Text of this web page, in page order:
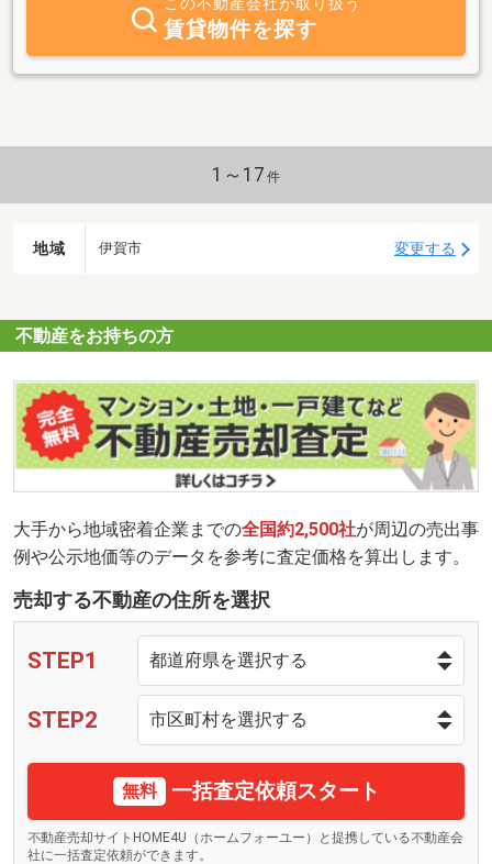
のマイホームを最長終身借上げして家賃保証する制度です。安定し
た賃料収入を見込めます。ぜひご相談ください。◆地元密着・なん
でもお気軽にご相談ください
この不動産会社が取り扱う
賃貸物件を探す
1～17 件
地域 伊賀市 変更する
不動産をお持ちの方
大手から地域密着企業までの全国約2,500社が周辺の売出事
例や公示地価等のデータを参考に査定価格を算出します。
売却する不動産の住所を選択
STEP1
STEP2
無料 一括査定依頼スタート
不動産売却サイトHOME4U（ホームフォーユー）と提携している不動産会
社に一括査定依頼ができます。